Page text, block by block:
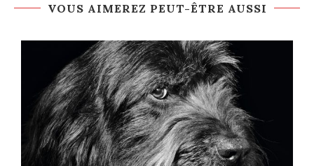
VOUS AIMEREZ PEUT-ÊTRE AUSSI